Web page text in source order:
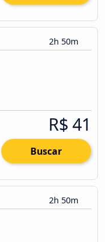
2h 50m
R$ 41
Buscar
2h 50m